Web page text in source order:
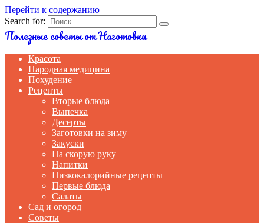
Перейти к содержанию
Search for:
Полезные советы от Наготовки
Красота
Народная медицина
Похудение
Рецепты
Вторые блюда
Выпечка
Десерты
Заготовки на зиму
Закуски
На скорую руку
Напитки
Низкокалорийные рецепты
Первые блюда
Салаты
Сад и огород
Советы